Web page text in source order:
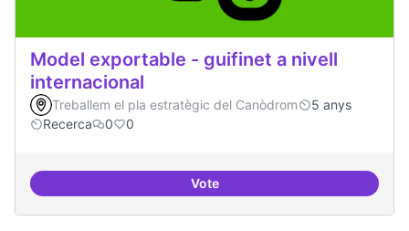
Model exportable - guifinet a nivell
internacional
Treballem el pla estratègic del Canòdrom
5 anys
Recerca
0 0
VoteModel exportable - guifinet a